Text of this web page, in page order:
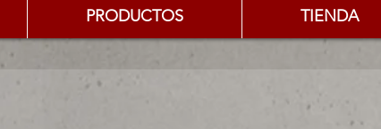
PRODUCTOS TIENDA